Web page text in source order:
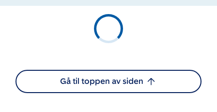
Gå til toppen av siden